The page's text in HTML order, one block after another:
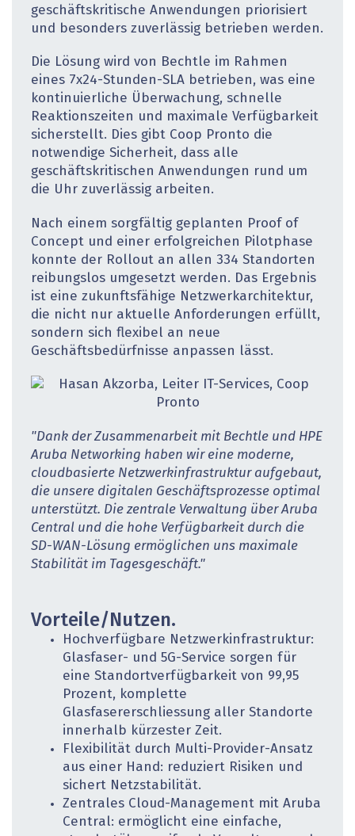
geschäftskritische Anwendungen priorisiert
und besonders zuverlässig betrieben werden.
Die Lösung wird von Bechtle im Rahmen
eines 7x24-Stunden-SLA betrieben, was eine
kontinuierliche Überwachung, schnelle
Reaktionszeiten und maximale Verfügbarkeit
sicherstellt. Dies gibt Coop Pronto die
notwendige Sicherheit, dass alle
geschäftskritischen Anwendungen rund um
die Uhr zuverlässig arbeiten.
Nach einem sorgfältig geplanten Proof of
Concept und einer erfolgreichen Pilotphase
konnte der Rollout an allen 334 Standorten
reibungslos umgesetzt werden. Das Ergebnis
ist eine zukunftsfähige Netzwerkarchitektur,
die nicht nur aktuelle Anforderungen erfüllt,
sondern sich flexibel an neue
Geschäftsbedürfnisse anpassen lässt.
"Dank der Zusammenarbeit mit Bechtle und HPE
Aruba Networking haben wir eine moderne,
cloudbasierte Netzwerkinfrastruktur aufgebaut,
die unsere digitalen Geschäftsprozesse optimal
unterstützt. Die zentrale Verwaltung über Aruba
Central und die hohe Verfügbarkeit durch die
SD-WAN-Lösung ermöglichen uns maximale
Stabilität im Tagesgeschäft."
Vorteile/Nutzen.
Hochverfügbare Netzwerkinfrastruktur:
Glasfaser- und 5G-Service sorgen für
eine Standortverfügbarkeit von 99,95
Prozent, komplette
Glasfasererschliessung aller Standorte
innerhalb kürzester Zeit.
Flexibilität durch Multi-Provider-Ansatz
aus einer Hand: reduziert Risiken und
sichert Netzstabilität.
Zentrales Cloud-Management mit Aruba
Central: ermöglicht eine einfache,